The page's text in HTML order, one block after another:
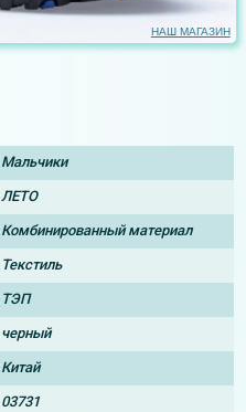
НАШ МАГАЗИН
Мальчики
ЛЕТО
Комбинированный материал
Текстиль
ТЭП
черный
Китай
03731